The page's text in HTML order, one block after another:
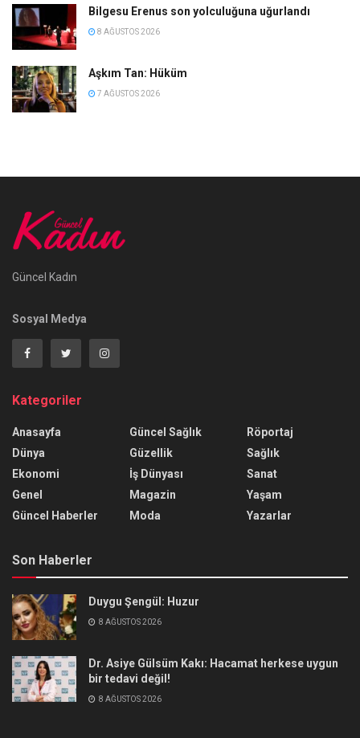
Bilgesu Erenus son yolculuğuna uğurlandı
8 AĞUSTOS 2026
Aşkım Tan: Hüküm
7 AĞUSTOS 2026
Güncel Kadın
Sosyal Medya
Kategoriler
Anasayfa
Dünya
Ekonomi
Genel
Güncel Haberler
Güncel Sağlık
Güzellik
İş Dünyası
Magazin
Moda
Röportaj
Sağlık
Sanat
Yaşam
Yazarlar
Son Haberler
Duygu Şengül: Huzur
8 AĞUSTOS 2026
Dr. Asiye Gülsüm Kakı: Hacamat herkese uygun
bir tedavi değil!
8 AĞUSTOS 2026